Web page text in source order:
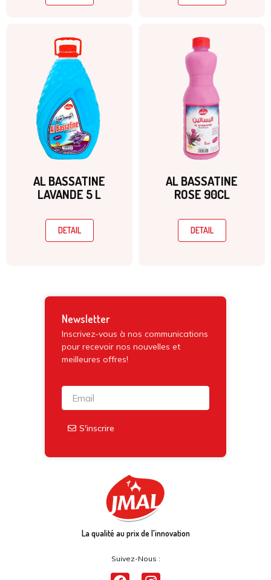
AL BASSATINE
LAVANDE 5 L
DETAIL
AL BASSATINE
ROSE 90CL
DETAIL
Newsletter
Inscrivez-vous à nos communications
pour recevoir nos nouvelles et
meilleures offres!
S'inscrire
La qualité au prix de l'innovation
Suivez-Nous :